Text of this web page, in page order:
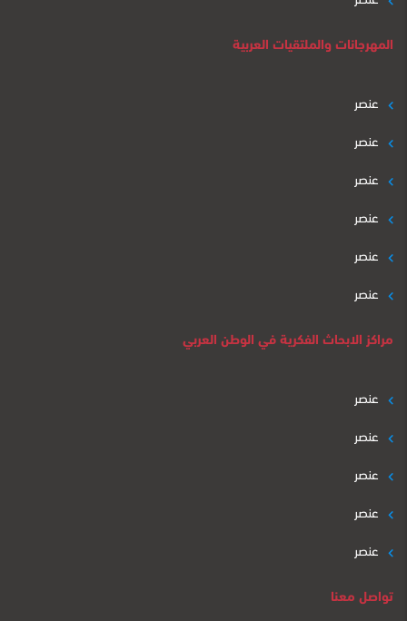
المهرجانات والملتقيات العربية
عنصر
عنصر
عنصر
عنصر
عنصر
عنصر
مراكز الابحاث الفكرية في الوطن العربي
عنصر
عنصر
عنصر
عنصر
عنصر
تواصل معنا